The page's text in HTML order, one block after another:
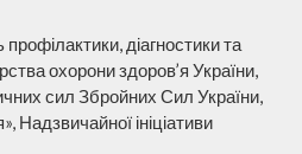
діагностики та
охорони здоров’я України,
сил Збройних Сил України,
Надзвичайної ініціативи